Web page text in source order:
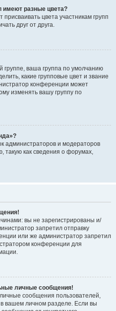
имеют разные цвета?
цвета участникам групп
друг от друга.
группе, ваша группа по умолчанию
какие групповые цвет и звание
конференции может
изменять вашу группу по
администраторов и модераторов
как сведения о форумах,
вы не зарегистрированы и/
запретил отправку
или же администратор запретил
конференции для
личные сообщения!
сообщения пользователей,
вашем личном разделе. Если вы